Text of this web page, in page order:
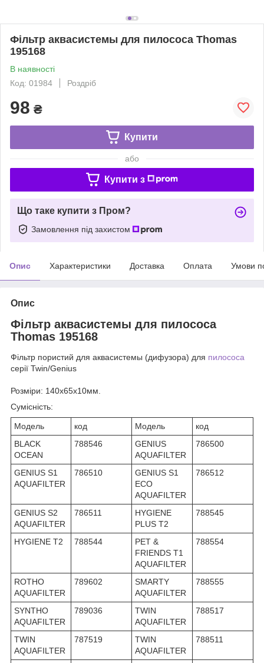
Фільтр аквасистемы для пилососа Thomas
195168
В наявності
Код: 01984
Роздріб
98 ₴
Купити
або
Купити з
Що таке купити з Пром?
Замовлення під захистом
Опис Характеристики Доставка Оплата Умови
Опис
Фільтр аквасистемы для пилососа
Thomas 195168
Фільтр пористий для аквасистемы (дифузора) для пилососа
серії Twin/Genius
Розміри: 140х65х10мм.
Сумісність:
Модель код Модель
код
BLACK
OCEAN
788546
GENIUS
AQUAFILTER
786500
GENIUS S1
AQUAFILTER
786510
GENIUS S1
ECO
AQUAFILTER
786512
GENIUS S2
AQUAFILTER
786511
HYGIENE
PLUS T2
788545
HYGIENE T2 788544
PET &
FRIENDS T1
AQUAFILTER
788554
ROTHO
AQUAFILTER
789602
SMARTY
AQUAFILTER
788555
SYNTHO
AQUAFILTER
789036
TWIN
AQUAFILTER
788517
TWIN
AQUAFILTER
787519
TWIN
AQUAFILTER
788511